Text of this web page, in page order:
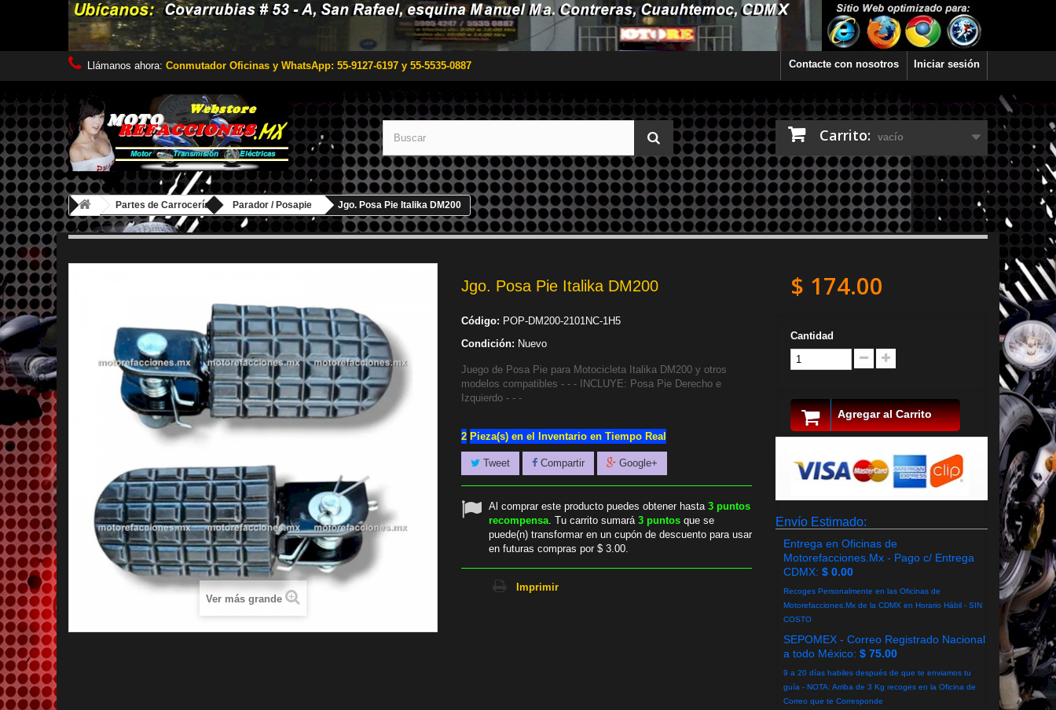
Iniciar sesión
Contacte con nosotros
Llámanos ahora: Conmutador Oficinas y WhatsApp: 55-9127-6197 y 55-5535-0887
Carrito: vacío
Partes de Carrocería Parador / Posapie Jgo. Posa Pie Italika DM200
Ver más grande
Jgo. Posa Pie Italika DM200
Código: POP-DM200-2101NC-1H5
Condición: Nuevo
Juego de Posa Pie para Motocicleta Italika DM200 y otros
modelos compatibles - - - INCLUYE: Posa Pie Derecho e
Izquierdo - - -
2 Pieza(s) en el Inventario en Tiempo Real
Tweet Compartir Google+
Al comprar este producto puedes obtener hasta 3 puntos
recompensa. Tu carrito sumará 3 puntos que se
puede(n) transformar en un cupón de descuento para usar
en futuras compras por $ 3.00.
Imprimir
$ 174.00
Cantidad
Agregar al Carrito
Envío Estimado:
Entrega en Oficinas de
Motorefacciones.Mx - Pago c/ Entrega
CDMX: $ 0.00
Recoges Personalmente en las Oficinas de
Motorefacciones.Mx de la CDMX en Horario Hábil - SIN
COSTO
SEPOMEX - Correo Registrado Nacional
a todo México: $ 75.00
9 a 20 días habiles después de que te enviamos tu
guía - NOTA: Arriba de 3 Kg recoges en la Oficina de
Correo que te Corresponde